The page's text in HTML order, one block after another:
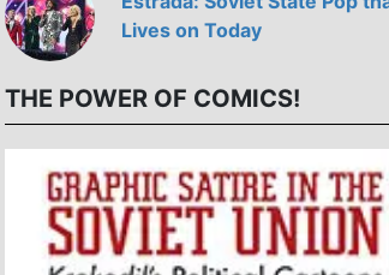
Lives on Today
THE POWER OF COMICS!